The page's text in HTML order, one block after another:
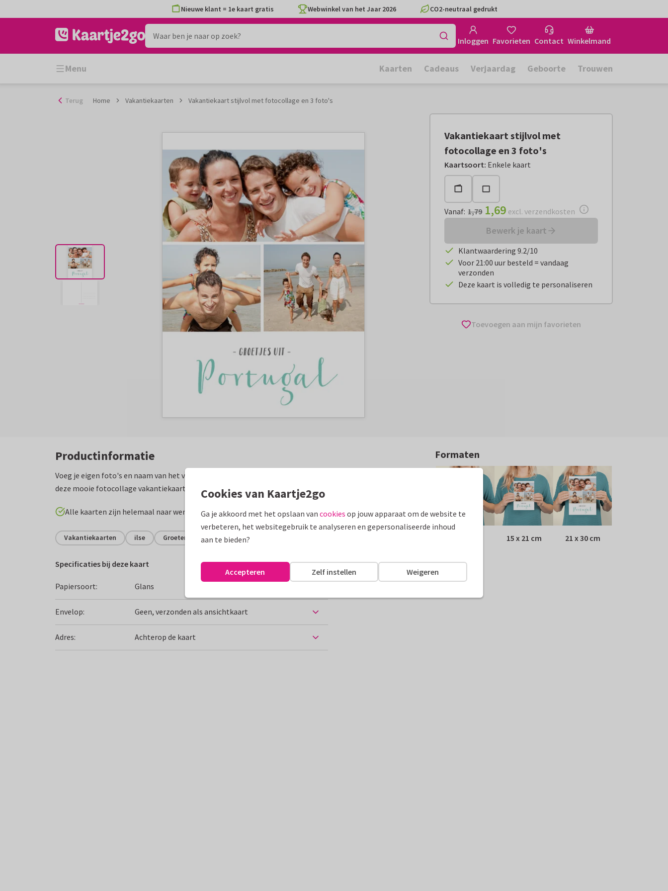
naar
Nieuwe klant = 1e kaart gratis Webwinkel van het Jaar 2026 CO2-neutraal gedrukt
Inloggen Favorieten Contact Winkelmand
Menu Kaarten Cadeaus Verjaardag Geboorte Trouwen
Terug Home Vakantiekaarten Vakantiekaart stijlvol met fotocollage en 3 foto's
Vakantiekaart stijlvol met
fotocollage en 3 foto's
Kaartsoort: Enkele kaart
Vanaf:€ 1,69 excl. verzendkosten
Vanaf: 1,79 1,69 excl. verzendkosten
Bewerk je kaart
Klantwaardering 9.2/10
Voor 21:00 uur besteld = vandaag
verzonden
Deze kaart is volledig te personaliseren
Toevoegen aan mijn favorieten
Productinformatie
Voeg je eigen foto's en naam van het vakantieland toe en maak zo gemakkelijk
deze mooie fotocollage vakantiekaart! Met 3 foto's voorop.
Alle kaarten zijn helemaal naar wens aan te passen
Vakantiekaarten ilse Groeten uit...
Specificaties bij deze kaart
Papiersoort: Glans
Envelop: Geen, verzonden als ansichtkaart
Adres: Achterop de kaart
Formaten
15 x 21 cm 21 x 30 cm
Cookies van Kaartje2go
Ga je akkoord met het opslaan van cookies op jouw apparaat om de website te
verbeteren, het websitegebruik te analyseren en gepersonaliseerde inhoud
aan te bieden?
Weigeren
Zelf instellen
Accepteren